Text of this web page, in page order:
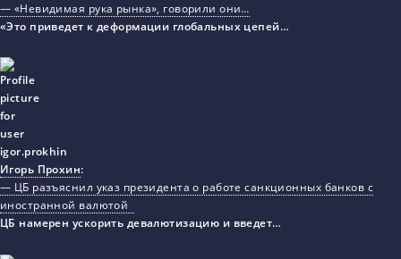
— «Невидимая рука рынка», говорили они…
«Это приведет к деформации глобальных цепей…
Игорь Прохин:
— ЦБ разъяснил указ президента о работе санкционных банков с
иностранной валютой
ЦБ намерен ускорить девалютизацию и введет…